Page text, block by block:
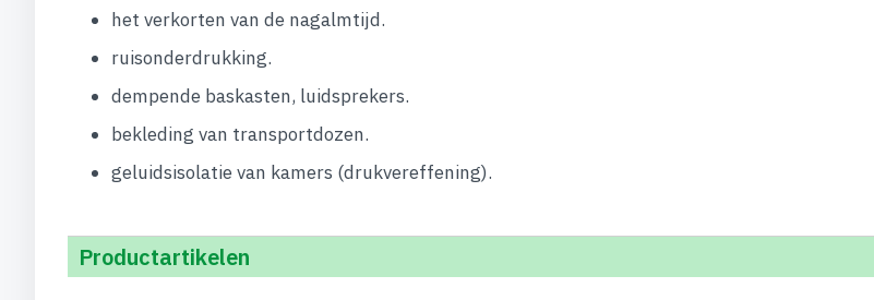
het verkorten van de nagalmtijd.
ruisonderdrukking.
dempende baskasten, luidsprekers.
bekleding van transportdozen.
geluidsisolatie van kamers (drukvereffening).
Productartikelen